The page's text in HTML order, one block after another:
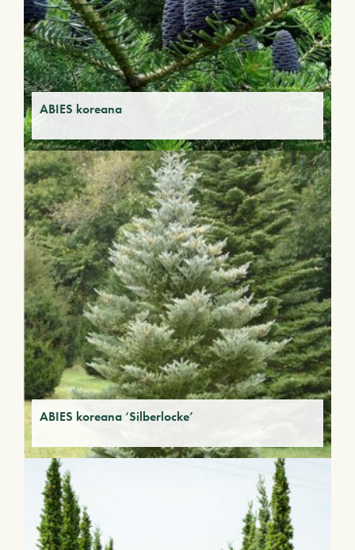
ABIES koreana
ABIES koreana ‘Silberlocke’